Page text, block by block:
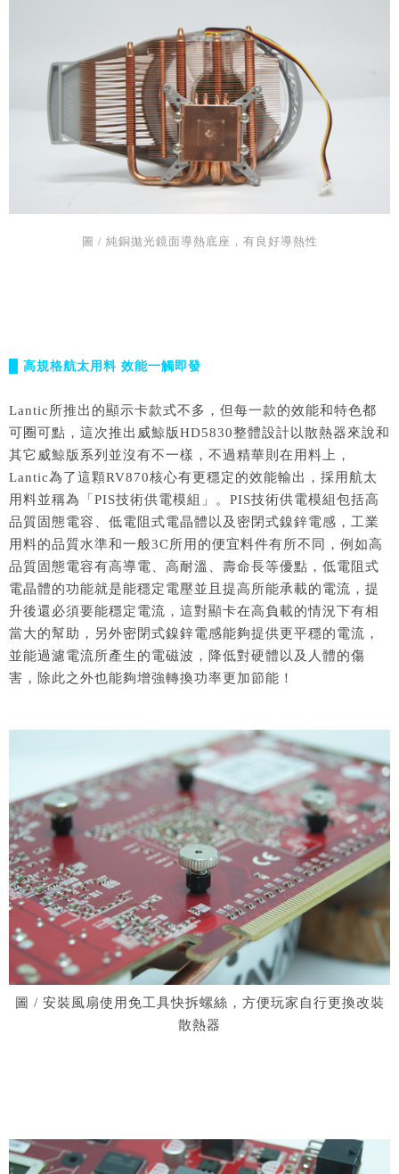
圖 / 純銅拋光鏡面導熱底座，有良好導熱性
█ 高規格航太用料 效能一觸即發
Lantic所推出的顯示卡款式不多，但每一款的效能和特色都
可圈可點，這次推出威鯨版HD5830整體設計以散熱器來說和
其它威鯨版系列並沒有不一樣，不過精華則在用料上，
Lantic為了這顆RV870核心有更穩定的效能輸出，採用航太
用料並稱為「PIS技術供電模組」。PIS技術供電模組包括高
品質固態電容、低電阻式電晶體以及密閉式鎳鋅電感，工業
用料的品質水準和一般3C所用的便宜料件有所不同，例如高
品質固態電容有高導電、高耐溫、壽命長等優點，低電阻式
電晶體的功能就是能穩定電壓並且提高所能承載的電流，提
升後還必須要能穩定電流，這對顯卡在高負載的情況下有相
當大的幫助，另外密閉式鎳鋅電感能夠提供更平穩的電流，
並能過濾電流所產生的電磁波，降低對硬體以及人體的傷
害，除此之外也能夠增強轉換功率更加節能！
圖 / 安裝風扇使用免工具快拆螺絲，方便玩家自行更換改裝
散熱器